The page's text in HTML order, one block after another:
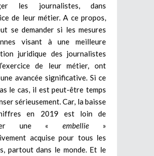
les journalistes, dans
de leur métier. A ce propos,
se demander si les mesures
visant à une meilleure
juridique des journalistes
de leur métier, ont
avancée significative. Si ce
le cas, il est peut-être temps
sérieusement. Car, la baisse
en 2019 est loin de
une « embellie»
acquise pour tous les
partout dans le monde. Et le